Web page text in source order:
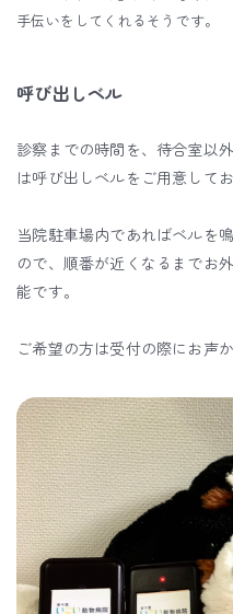
手伝いをしてくれるそうです。
呼び出しベル
診察までの時間を、待合室以
は呼び出しベルをご用意してお
当院駐車場内であればベルを
ので、順番が近くなるまでお
能です。
ご希望の方は受付の際にお声